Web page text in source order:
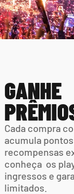
GANHE
Cada compra
acumula
recompensas
conheça  os
ingressos e
limitados.